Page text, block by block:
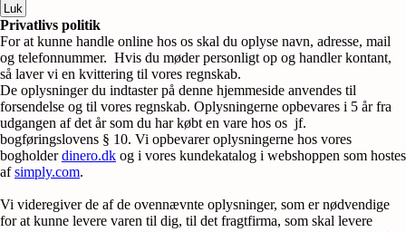
Luk
Privatlivs politik
For at kunne handle online hos os skal du oplyse navn, adresse, mail
og telefonnummer. Hvis du møder personligt op og handler kontant,
så laver vi en kvittering til vores regnskab.
De oplysninger du indtaster på denne hjemmeside anvendes til
forsendelse og til vores regnskab. Oplysningerne opbevares i 5 år fra
udgangen af det år som du har købt en vare hos os jf.
bogføringslovens § 10. Vi opbevarer oplysningerne hos vores
bogholderdinero.dk og i vores kundekatalog i webshoppen som hostes
afsimply.com.
Vi videregiver de af de ovennævnte oplysninger, som er nødvendige
for at kunne levere varen til dig, til det fragtfirma, som skal levere